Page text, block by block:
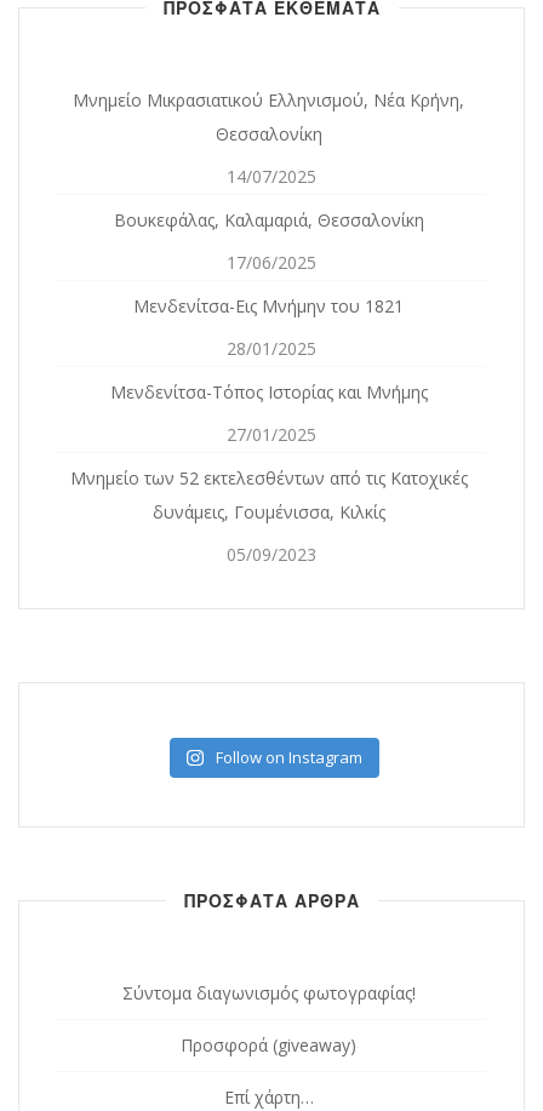
ΠΡΟΣΦΑΤΑ ΕΚΘΕΜΑΤΑ
Μνημείο Μικρασιατικού Ελληνισμού, Νέα Κρήνη,
Θεσσαλονίκη
14/07/2025
Βουκεφάλας, Καλαμαριά, Θεσσαλονίκη
17/06/2025
Μενδενίτσα-Εις Μνήμην του 1821
28/01/2025
Μενδενίτσα-Τόπος Ιστορίας και Μνήμης
27/01/2025
Mνημείο των 52 εκτελεσθέντων από τις Κατοχικές
δυνάμεις, Γουμένισσα, Κιλκίς
05/09/2023
Follow on Instagram
ΠΡΟΣΦΑΤΑ ΑΡΘΡΑ
Σύντομα διαγωνισμός φωτογραφίας!
Προσφορά (giveaway)
Επί χάρτη…